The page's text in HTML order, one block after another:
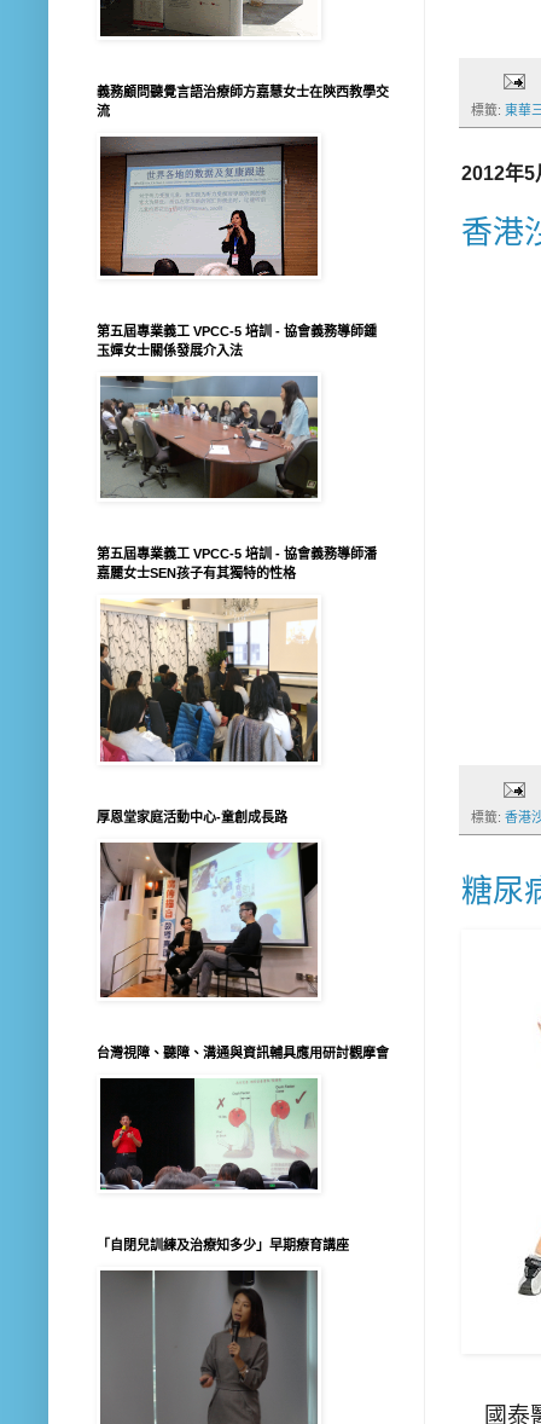
標籤: 東華
2012年5
香港
標籤: 香港
糖尿
國泰
義務顧問聽覺言語治療師方嘉慧女士在陝西教學交
流
第五屆專業義工 VPCC-5 培訓 - 協會義務導師鍾
玉嬋女士關係發展介入法
第五屆專業義工 VPCC-5 培訓 - 協會義務導師潘
嘉麗女士SEN孩子有其獨特的性格
厚恩堂家庭活動中心-童創成長路
台灣視障、聽障、溝通與資訊輔具應用研討觀摩會
「自閉兒訓練及治療知多少」早期療育講座